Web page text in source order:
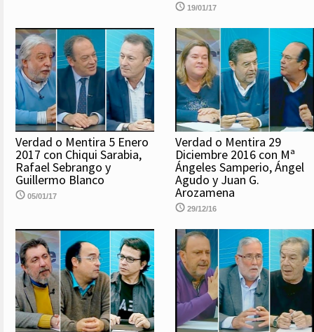
19/01/17
Verdad o Mentira 5 Enero
2017 con Chiqui Sarabia,
Rafael Sebrango y
Guillermo Blanco
05/01/17
Verdad o Mentira 29
Diciembre 2016 con Mª
Ángeles Samperio, Ángel
Agudo y Juan G.
Arozamena
29/12/16